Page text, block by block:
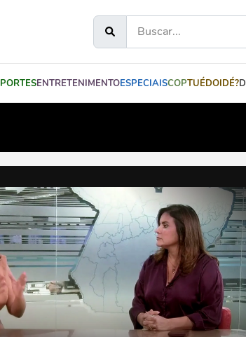
ENTRETENIMENTOESPECIAISCOPTUÉDOIDÉ?